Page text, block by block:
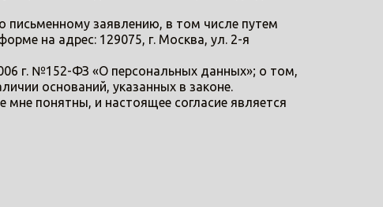
письменному заявлению, в том числе путем
на адрес: 129075, г. Москва, ул. 2-я
г. №152-ФЗ «О персональных данных»; о том,
оснований, указанных в законе.
понятны, и настоящее согласие является